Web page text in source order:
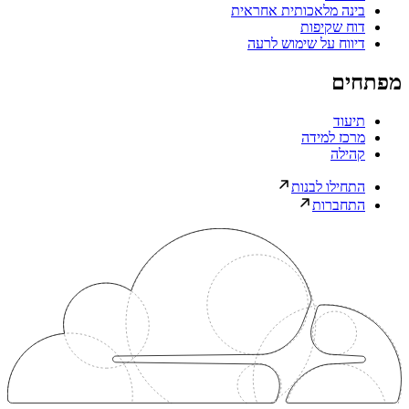
בינה מלאכותית אחראית
דוח שקיפות
דיווח על שימוש לרעה
מפתחים
תיעוד
מרכז למידה
קהילה
התחילו לבנות
התחברות